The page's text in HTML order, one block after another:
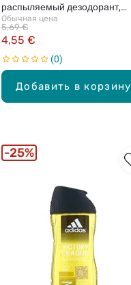
Добавить в корзину
распыляемый дезодорант,
150мл
Обычная цена
4,55 €
5,69 €
0
25%